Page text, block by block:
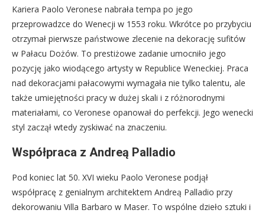
Kariera Paolo Veronese nabrała tempa po jego
przeprowadzce do Wenecji w 1553 roku. Wkrótce po przybyciu
otrzymał pierwsze państwowe zlecenie na dekorację sufitów
w Pałacu Dożów. To prestiżowe zadanie umocniło jego
pozycję jako wiodącego artysty w Republice Weneckiej. Praca
nad dekoracjami pałacowymi wymagała nie tylko talentu, ale
także umiejętności pracy w dużej skali i z różnorodnymi
materiałami, co Veronese opanował do perfekcji. Jego wenecki
styl zaczął wtedy zyskiwać na znaczeniu.
Współpraca z Andreą Palladio
Pod koniec lat 50. XVI wieku Paolo Veronese podjął
współpracę z genialnym architektem Andreą Palladio przy
dekorowaniu Villa Barbaro w Maser. To wspólne dzieło sztuki i